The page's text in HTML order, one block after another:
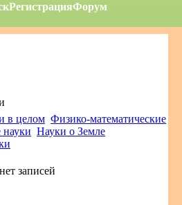
РегистрацияФорум
в целом Физико-математические
Науки о Земле
нет записей